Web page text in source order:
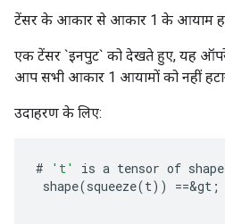
टेंसर के आकार से आकार 1 के आयाम
एक टेंसर `इनपुट` को देखते हुए, यह
आप सभी आकार 1 आयामों को नहीं
उदाहरण के लिए:
# 't' is a tensor of shape
shape(squeeze(t)) ==&gt ;